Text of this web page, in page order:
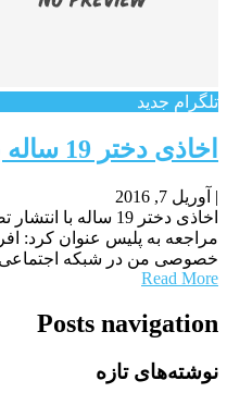
تلگرام جدید
اخاذی دختر 19 ساله با انتشار تصاویر مبتذل
| آوریل 7, 2016
اخاذی دختر 19 ساله
مراجعه به پلیس عنوان کرد:
خصوصی من در شبکه اجتماعی
Read More
Posts navigation
نوشته‌های تازه